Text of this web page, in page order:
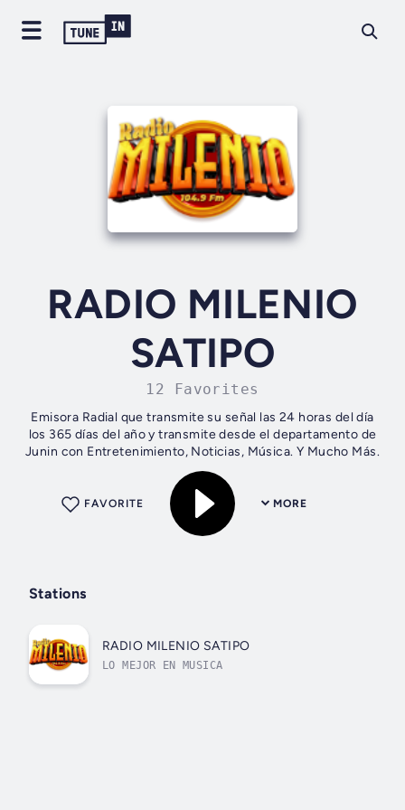
RADIO MILENIO
SATIPO
12 Favorites
Emisora Radial que transmite su señal las 24 horas del día
los 365 días del año y transmite desde el departamento de
Junin con Entretenimiento, Noticias, Música. Y Mucho Más.
MORE
FAVORITE
Stations
RADIO MILENIO SATIPO
LO MEJOR EN MUSICA